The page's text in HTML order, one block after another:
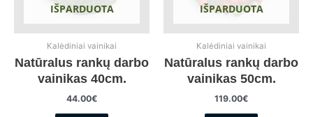
IŠPARDUOTA
Kalėdiniai vainikai
Natūralus rankų darbo
vainikas 40cm.
44.00€
IŠPARDUOTA
Kalėdiniai vainikai
Natūralus rankų darbo
vainikas 50cm.
119.00€